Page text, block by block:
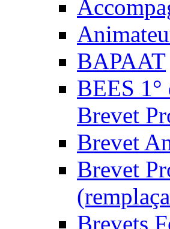
BAPAAT
BEES
Brevet
Brevet
Brevet
Brevets